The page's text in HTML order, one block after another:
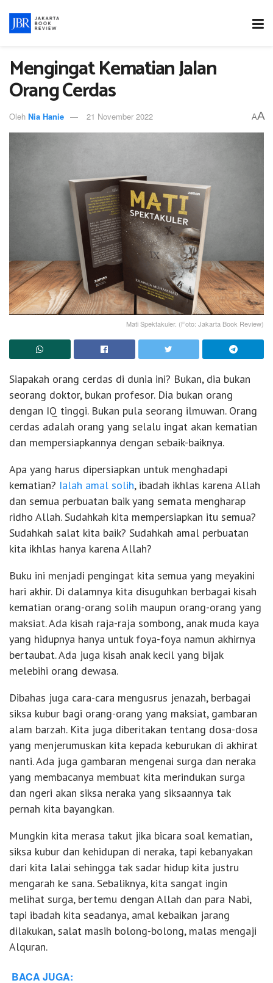
Mengingat Kematian Jalan
Orang Cerdas
Oleh Nia Hanie 21 November 2022 AA
Mati Spektakuler. (Foto: Jakarta Book Review)
Siapakah orang cerdas di dunia ini? Bukan, dia bukan
seorang doktor, bukan profesor. Dia bukan orang
dengan IQ tinggi. Bukan pula seorang ilmuwan. Orang
cerdas adalah orang yang selalu ingat akan kematian
dan mempersiapkannya dengan sebaik-baiknya.
Apa yang harus dipersiapkan untuk menghadapi
kematian? Ialah amal solih, ibadah ikhlas karena Allah
dan semua perbuatan baik yang semata mengharap
ridho Allah. Sudahkah kita mempersiapkan itu semua?
Sudahkah salat kita baik? Sudahkah amal perbuatan
kita ikhlas hanya karena Allah?
Buku ini menjadi pengingat kita semua yang meyakini
hari akhir. Di dalamnya kita disuguhkan berbagai kisah
kematian orang-orang solih maupun orang-orang yang
maksiat. Ada kisah raja-raja sombong, anak muda kaya
yang hidupnya hanya untuk foya-foya namun akhirnya
bertaubat. Ada juga kisah anak kecil yang bijak
melebihi orang dewasa.
Dibahas juga cara-cara mengusrus jenazah, berbagai
siksa kubur bagi orang-orang yang maksiat, gambaran
alam barzah. Kita juga diberitakan tentang dosa-dosa
yang menjerumuskan kita kepada keburukan di akhirat
nanti. Ada juga gambaran mengenai surga dan neraka
yang membacanya membuat kita merindukan surga
dan ngeri akan siksa neraka yang siksaannya tak
pernah kita bayangkan.
Mungkin kita merasa takut jika bicara soal kematian,
siksa kubur dan kehidupan di neraka, tapi kebanyakan
dari kita lalai sehingga tak sadar hidup kita justru
mengarah ke sana. Sebaliknya, kita sangat ingin
melihat surga, bertemu dengan Allah dan para Nabi,
tapi ibadah kita seadanya, amal kebaikan jarang
dilakukan, salat masih bolong-bolong, malas mengaji
Alquran.
BACA JUGA: